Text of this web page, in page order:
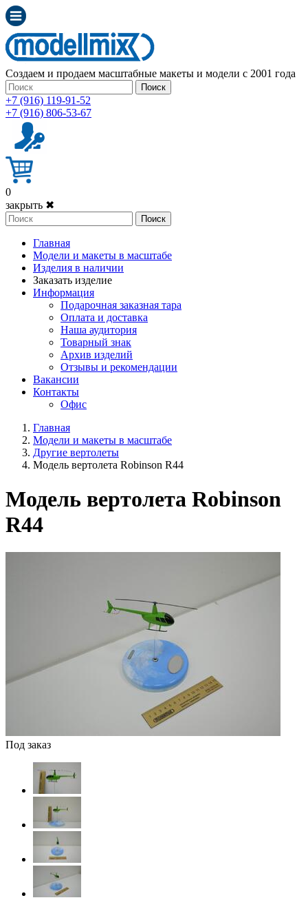
Создаем и продаем масштабные макеты и модели с 2001 года
Поиск
+7 (916) 119-91-52
+7 (916) 806-53-67
0
закрыть ✖
Поиск
Главная
Модели и макеты в масштабе
Изделия в наличии
Заказать изделие
Информация
Подарочная заказная тара
Оплата и доставка
Наша аудитория
Товарный знак
Архив изделий
Отзывы и рекомендации
Вакансии
Контакты
Офис
Главная
Модели и макеты в масштабе
Другие вертолеты
Модель вертолета Robinson R44
Модель вертолета Robinson
R44
Под заказ